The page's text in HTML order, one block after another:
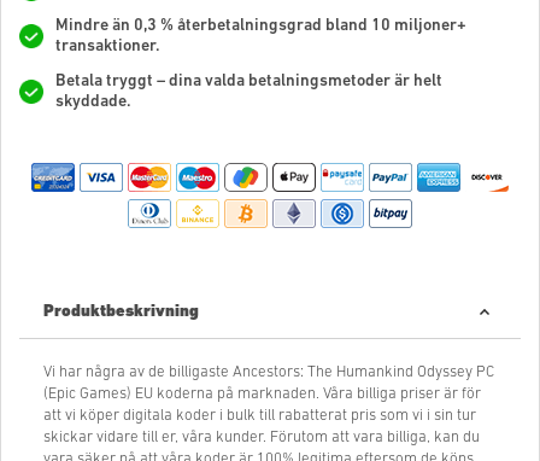
Mindre än 0,3 % återbetalningsgrad bland 10 miljoner+
transaktioner.
Betala tryggt – dina valda betalningsmetoder är helt
skyddade.
Produktbeskrivning
Vi har några av de billigaste Ancestors: The Humankind Odyssey PC
(Epic Games) EU koderna på marknaden. Våra billiga priser är för
att vi köper digitala koder i bulk till rabatterat pris som vi i sin tur
skickar vidare till er, våra kunder. Förutom att vara billiga, kan du